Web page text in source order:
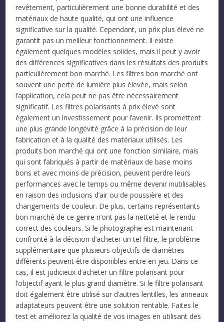
revêtement, particulièrement une bonne durabilité et des
matériaux de haute qualité, qui ont une influence
significative sur la qualité. Cependant, un prix plus élevé ne
garantit pas un meilleur fonctionnement. Il existe
également quelques modèles solides, mais il peut y avoir
des différences significatives dans les résultats des produits
particulièrement bon marché. Les filtres bon marché ont
souvent une perte de lumière plus élevée, mais selon
l’application, cela peut ne pas être nécessairement
significatif. Les filtres polarisants à prix élevé sont
également un investissement pour l’avenir. Ils promettent
une plus grande longévité grâce à la précision de leur
fabrication et à la qualité des matériaux utilisés. Les
produits bon marché qui ont une fonction similaire, mais
qui sont fabriqués à partir de matériaux de base moins
bons et avec moins de précision, peuvent perdre leurs
performances avec le temps ou même devenir inutilisables
en raison des inclusions d’air ou de poussière et des
changements de couleur. De plus, certains représentants
bon marché de ce genre n’ont pas la netteté et le rendu
correct des couleurs. Si le photographe est maintenant
confronté à la décision d’acheter un tel filtre, le problème
supplémentaire que plusieurs objectifs de diamètres
différents peuvent être disponibles entre en jeu. Dans ce
cas, il est judicieux d’acheter un filtre polarisant pour
l’objectif ayant le plus grand diamètre. Si le filtre polarisant
doit également être utilisé sur d’autres lentilles, les anneaux
adaptateurs peuvent être une solution rentable. Faites le
test et améliorez la qualité de vos images en utilisant des